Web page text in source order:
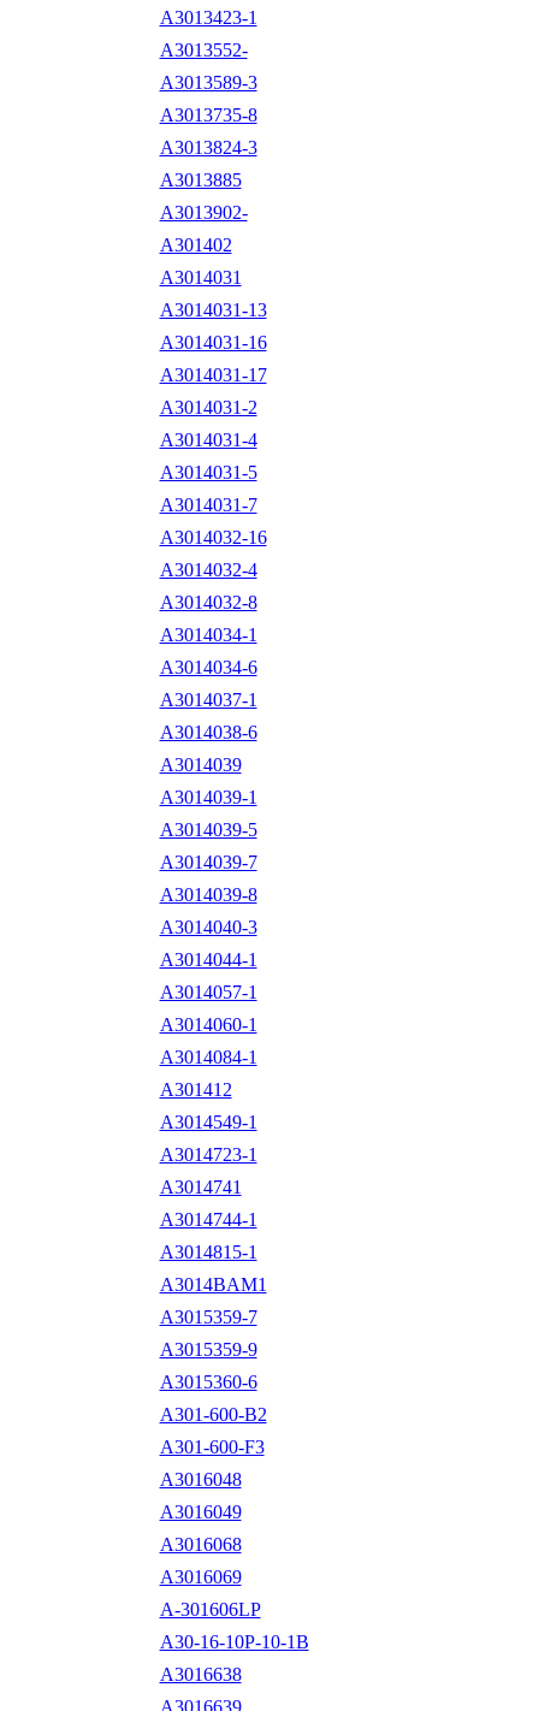
A3013423-1
A3013552-
A3013589-3
A3013735-8
A3013824-3
A3013885
A3013902-
A301402
A3014031
A3014031-13
A3014031-16
A3014031-17
A3014031-2
A3014031-4
A3014031-5
A3014031-7
A3014032-16
A3014032-4
A3014032-8
A3014034-1
A3014034-6
A3014037-1
A3014038-6
A3014039
A3014039-1
A3014039-5
A3014039-7
A3014039-8
A3014040-3
A3014044-1
A3014057-1
A3014060-1
A3014084-1
A301412
A3014549-1
A3014723-1
A3014741
A3014744-1
A3014815-1
A3014BAM1
A3015359-7
A3015359-9
A3015360-6
A301-600-B2
A301-600-F3
A3016048
A3016049
A3016068
A3016069
A-301606LP
A30-16-10P-10-1B
A3016638
A3016639